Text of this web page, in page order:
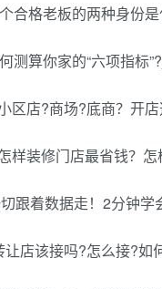
合格老板的两种身份
测算你家的“六项指标
区店?商场?底商？开
样装修门店最省钱？
跟着数据走！2分钟
店该接吗?怎么接?如